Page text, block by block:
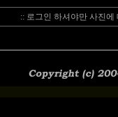
:: 로그인 하셔야만 사진